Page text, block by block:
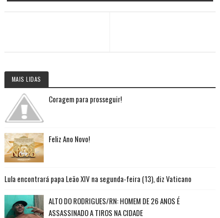
MAIS LIDAS
Coragem para prosseguir!
Feliz Ano Novo!
Lula encontrará papa Leão XIV na segunda-feira (13), diz Vaticano
ALTO DO RODRIGUES/RN: HOMEM DE 26 ANOS É
ASSASSINADO A TIROS NA CIDADE